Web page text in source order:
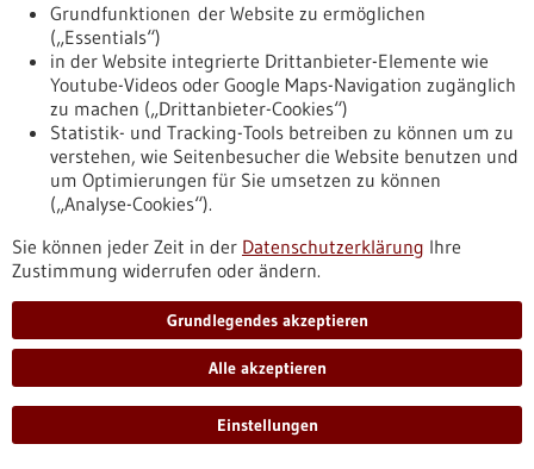
hersteller-besorgniserregend
Pressemitteilung - 21.12.2023
Treibhausgas-Rechner für Kliniken – made in
Heidelberg und Freiburg
Der „Treibhausgas-Rechner“ ist das gemeinsame Ergebnis
von Forschungsprojekten der Universitätsklinika Heidelberg
und Freiburg. Er bezieht alle relevanten Emissionsquellen
inklusive Lieferketten mit ein. Gesundheitseinrichtungen
können den Rechner kostenlos über die Website des
‚Kompetenzzentrums für klimaresiliente Medizin und
Gesundheitseinrichtungen‘ (KliMeG) herunterladen.
https://www.gesundheitsindustrie-
bw.de/fachbeitrag/pm/treibhausgas-rechner-fuer-kliniken-
made-heidelberg-und-freiburg
Grundfunktionen der Website zu ermöglichen
(„Essentials“)
in der Website integrierte Drittanbieter-Elemente wie
Youtube-Videos oder Google Maps-Navigation zugänglich
zu machen („Drittanbieter-Cookies“)
Statistik- und Tracking-Tools betreiben zu können um zu
verstehen, wie Seitenbesucher die Website benutzen und
um Optimierungen für Sie umsetzen zu können
(„Analyse-Cookies“).
Sie können jeder Zeit in der Datenschutzerklärung Ihre
Zustimmung widerrufen oder ändern.
Grundlegendes akzeptieren
Alle akzeptieren
Einstellungen